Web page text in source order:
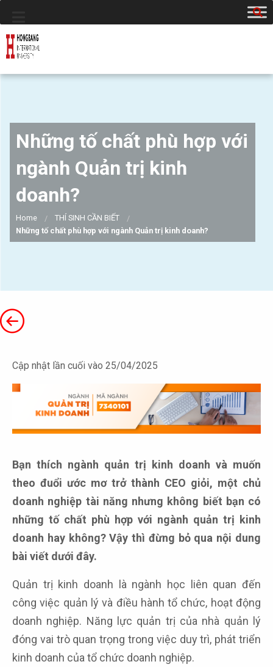
Những tố chất phù hợp với
ngành Quản trị kinh
doanh?
Home
THÍ SINH CẦN BIẾT
Những tố chất phù hợp với ngành Quản trị kinh doanh?
Cập nhật lần cuối vào 25/04/2025
Bạn thích ngành quản trị kinh doanh và muốn
theo đuổi ước mơ trở thành CEO giỏi, một chủ
doanh nghiệp tài năng nhưng không biết bạn có
những tố chất phù hợp với ngành quản trị kinh
doanh hay không? Vậy thì đừng bỏ qua nội dung
bài viết dưới đây.
Quản trị kinh doanh là ngành học liên quan đến
công việc quản lý và điều hành tổ chức, hoạt động
doanh nghiệp. Năng lực quản trị của nhà quản lý
đóng vai trò quan trọng trong việc duy trì, phát triển
kinh doanh của tổ chức doanh nghiệp.